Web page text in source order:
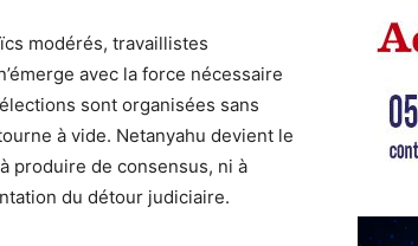
modérés, travaillistes
avec la force nécessaire
sont organisées sans
à vide. Netanyahu devient le
produire de consensus, ni à
du détour judiciaire.